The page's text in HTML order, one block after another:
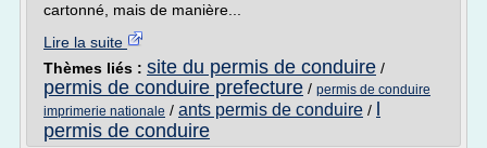
cartonné, mais de manière...
Lire la suite
Thèmes liés : site du permis de conduire /
permis de conduire prefecture / permis de conduire
imprimerie nationale / ants permis de conduire /
permis de conduire